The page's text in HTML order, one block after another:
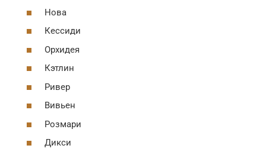
Нова
Кессиди
Орхидея
Кэтлин
Ривер
Вивьен
Розмари
Дикси